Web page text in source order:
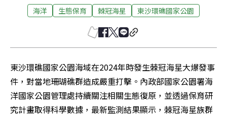
海洋 生態保育 棘冠海星 東沙環礁國家公園
東沙環礁國家公園海域在2024年時發生棘冠海星大爆發事
件，對當地珊瑚礁群造成嚴重打擊。內政部國家公園署海
洋國家公園管理處持續關注相關生態復原，並透過保育研
究計畫取得科學數據，最新監測結果顯示，棘冠海星族群